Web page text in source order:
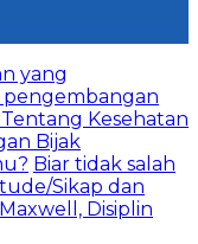
yang
pengembangan
Kesehatan
Bijak
Biar tidak salah
Sikap dan
Disiplin